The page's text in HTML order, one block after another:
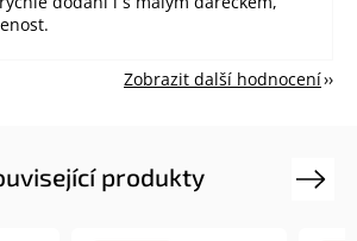
Zobrazit další hodnocení
produkty Next